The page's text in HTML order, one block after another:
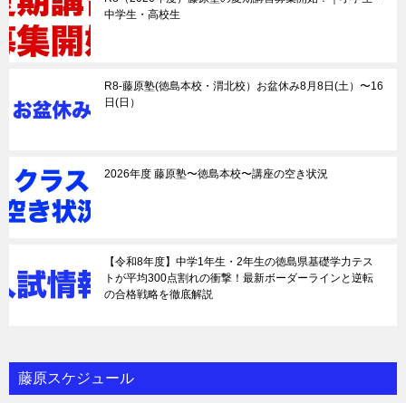
中学生・高校生
R8-藤原塾(徳島本校・渭北校）お盆休み8月8日(土）〜16
日(日）
2026年度 藤原塾〜徳島本校〜講座の空き状況
【令和8年度】中学1年生・2年生の徳島県基礎学力テス
トが平均300点割れの衝撃！最新ボーダーラインと逆転
の合格戦略を徹底解説
藤原スケジュール